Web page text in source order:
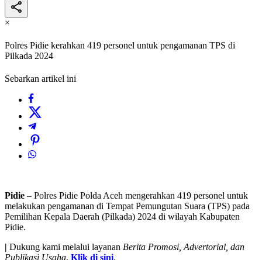
×
Polres Pidie kerahkan 419 personel untuk pengamanan TPS di
Pilkada 2024
Sebarkan artikel ini
Pidie – Polres Pidie Polda Aceh mengerahkan 419 personel untuk
melakukan pengamanan di Tempat Pemungutan Suara (TPS) pada
Pemilihan Kepala Daerah (Pilkada) 2024 di wilayah Kabupaten
Pidie.
| Dukung kami melalui layanan Berita Promosi, Advertorial, dan
Publikasi Usaha. Klik di sini.